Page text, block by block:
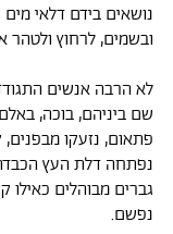
נושאים בידם דלאי מים
ובשמים, לרחוץ ולטהר
לא הרבה אנשים
שם ביניהם, בוכה,
פתאום, נזעקו מבפנים,
נפתחה דלת העץ
גברים מבוהלים
נפשם.